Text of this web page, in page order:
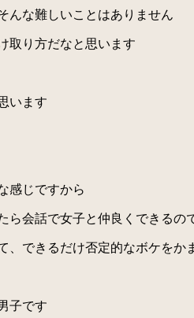
んな難しいことはありません
取り方だなと思います
います
感じですから
会話で女子と仲良くできるの
できるだけ否定的なボケをか
子です